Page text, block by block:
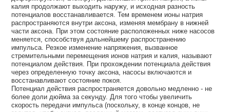
калия продолжают выходить наружу, и исходная разность
потенциалов восстанавливается. Тем временем ионы натрия
распространяются внутри аксона, изменяя мембрану в нижней
части аксона. При этом состояние расположенных ниже насосов
меняется, способствуя дальнейшему распространению
импульса. Резкое изменение напряжения, вызванное
стремительными перемещения ионов натрия и калия, называют
потенциалом действия. При прохождении потенциала действия
через определенную точку аксона, насосы включаются и
восстанавливают состояние покоя.
Потенциал действия распространяется довольно медленно - не
более доли дюйма за секунду. Для того чтобы увеличить
скорость передачи импульса (поскольку, в конце концов, не